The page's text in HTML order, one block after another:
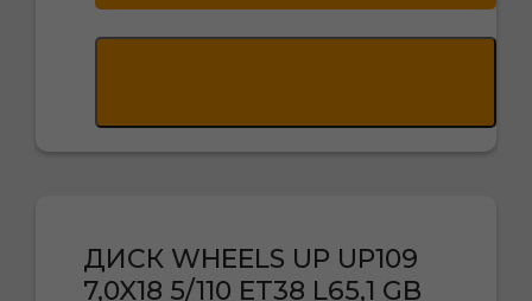
ДИСК WHEELS UP UP109
7,0X18 5/110 ET38 L65,1 GB